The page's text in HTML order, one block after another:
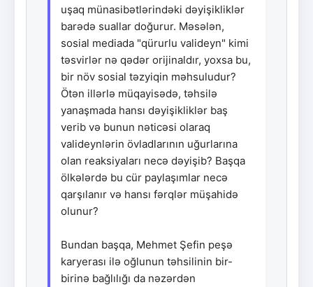
uşaq münasibətlərindəki dəyişikliklər
barədə suallar doğurur. Məsələn,
sosial mediada "qürurlu valideyn" kimi
təsvirlər nə qədər orijinaldır, yoxsa bu,
bir növ sosial təzyiqin məhsuludur?
Ötən illərlə müqayisədə, təhsilə
yanaşmada hansı dəyişikliklər baş
verib və bunun nəticəsi olaraq
valideynlərin övladlarının uğurlarına
olan reaksiyaları necə dəyişib? Başqa
ölkələrdə bu cür paylaşımlar necə
qarşılanır və hansı fərqlər müşahidə
olunur?
Bundan başqa, Mehmet Şefin peşə
karyerası ilə oğlunun təhsilinin bir-
birinə bağlılığı da nəzərdən